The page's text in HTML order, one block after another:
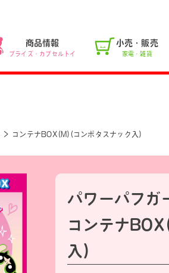
商品情報
プライズ・カプセルトイ
小売・販売
家電・雑貨
コンテナBOX(M)(コンポタスナック入)
パワーパフガ
コンテナ
入)